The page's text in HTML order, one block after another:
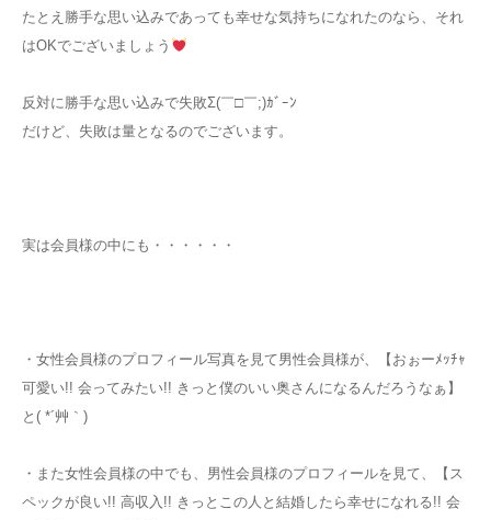
たとえ勝手な思い込みであっても幸せな気持ちになれたのなら、それ
はOKでございましょう
反対に勝手な思い込みで失敗Σ(￣□￣;)ｶﾞｰﾝ
だけど、失敗は量となるのでございます。
実は会員様の中にも・・・・・・
・女性会員様のプロフィール写真を見て男性会員様が、【おぉーﾒｯﾁｬ
可愛い!! 会ってみたい!! きっと僕のいい奥さんになるんだろうなぁ】
と( *´艸｀)
・また女性会員様の中でも、男性会員様のプロフィールを見て、【ス
ペックが良い!! 高収入!! きっとこの人と結婚したら幸せになれる!! 会